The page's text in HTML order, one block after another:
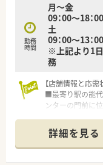
勤務
時間
月～金
09：00～18：
土
09：00～13：
※上記より1
務
【店舗情報と応需
■最寄り駅の能
ンターの門前に位
知識を習得できる
■常勤薬剤師3名
業務を行っていま
詳細を見る